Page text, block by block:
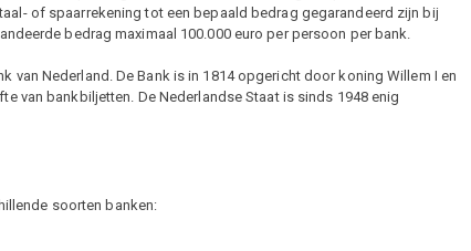
of spaarrekening tot een bepaald bedrag gegarandeerd zijn bij
bedrag maximaal 100.000 euro per persoon per bank.
van Nederland. De Bank is in 1814 opgericht door koning Willem I en
van bankbiljetten. De Nederlandse Staat is sinds 1948 enig
soorten banken: